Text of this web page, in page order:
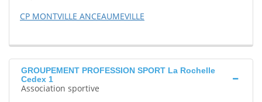
CP MONTVILLE ANCEAUMEVILLE
GROUPEMENT PROFESSION SPORT La Rochelle
Cedex 1
Association sportive